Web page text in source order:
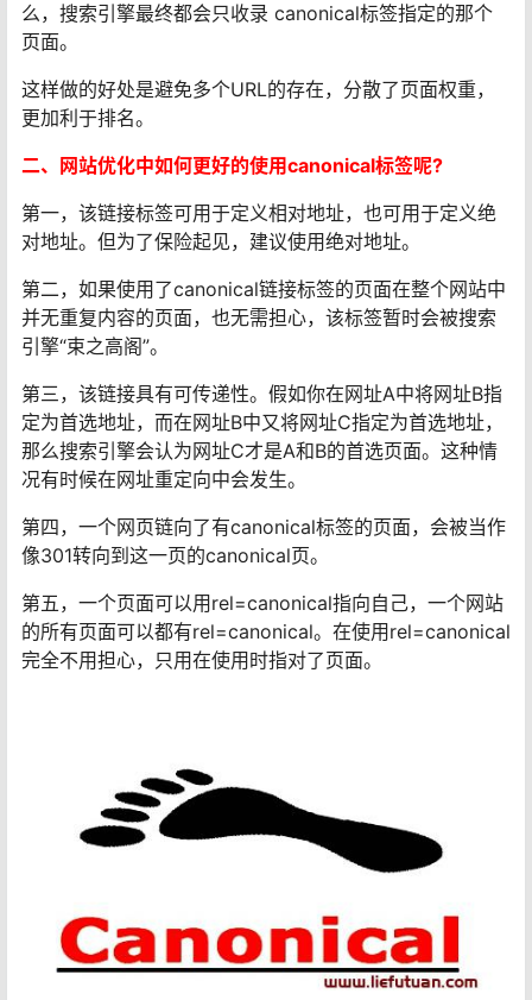
么，搜索引擎最终都会只收录 canonical标签指定的那个
页面。
这样做的好处是避免多个URL的存在，分散了页面权重，
更加利于排名。
二、网站优化中如何更好的使用canonical标签呢?
第一，该链接标签可用于定义相对地址，也可用于定义绝
对地址。但为了保险起见，建议使用绝对地址。
第二，如果使用了canonical链接标签的页面在整个网站中
并无重复内容的页面，也无需担心，该标签暂时会被搜索
引擎“束之高阁”。
第三，该链接具有可传递性。假如你在网址A中将网址B指
定为首选地址，而在网址B中又将网址C指定为首选地址，
那么搜索引擎会认为网址C才是A和B的首选页面。这种情
况有时候在网址重定向中会发生。
第四，一个网页链向了有canonical标签的页面，会被当作
像301转向到这一页的canonical页。
第五，一个页面可以用rel=canonical指向自己，一个网站
的所有页面可以都有rel=canonical。在使用rel=canonical
完全不用担心，只用在使用时指对了页面。